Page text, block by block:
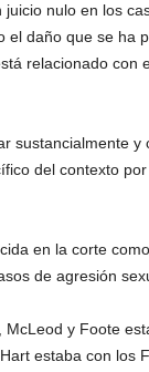
nulo en los
daño que se ha
relacionado con
sustancialmente
del contexto
en la corte
de agresión
y Foote
estaba con los